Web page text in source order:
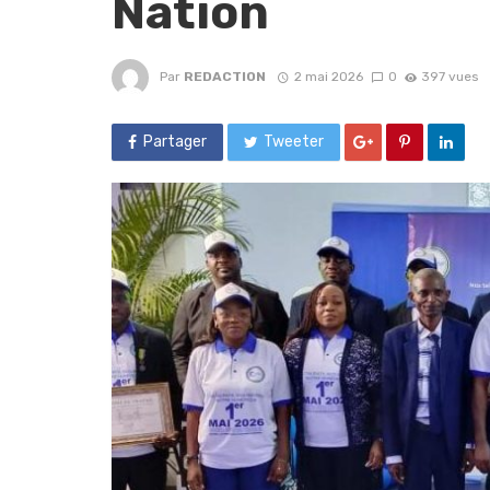
Nation
Par REDACTION 2 mai 2026 0 397 vues
Partager Tweeter